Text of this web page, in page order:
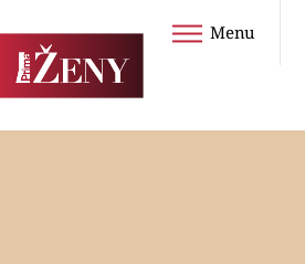
Menu